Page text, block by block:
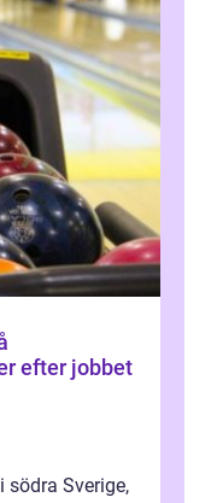
efter jobbet
södra Sverige,